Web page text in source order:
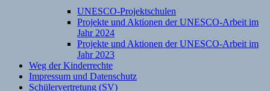
UNESCO-Projektschulen
Projekte und Aktionen der UNESCO-Arbeit im
Jahr 2024
Projekte und Aktionen der UNESCO-Arbeit im
Jahr 2023
Weg der Kinderrechte
Impressum und Datenschutz
Schülervertretung (SV)